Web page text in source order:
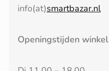
info(at)smartbazar.nl
Openingstijden winkel